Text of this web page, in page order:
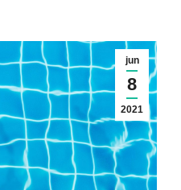
jun
8
2021